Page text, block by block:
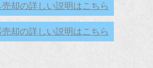
却の詳しい説明はこちら
売却の詳しい説明はこちら